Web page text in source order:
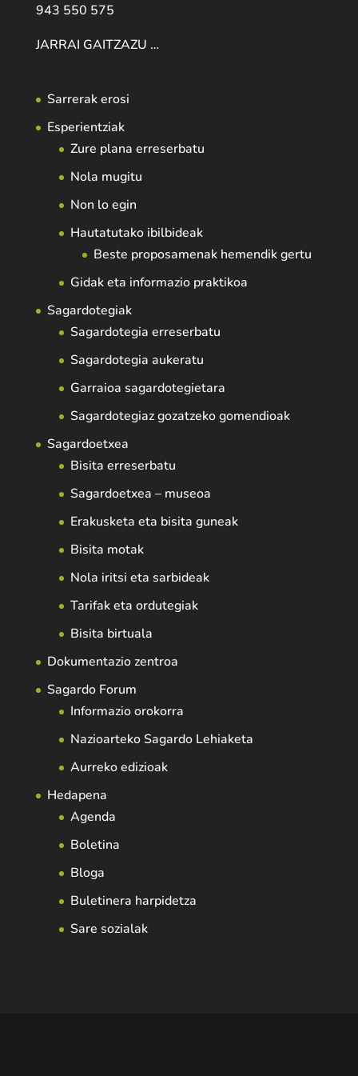
943 550 575
JARRAI GAITZAZU …
Sarrerak erosi
Esperientziak
Zure plana erreserbatu
Nola mugitu
Non lo egin
Hautatutako ibilbideak
Beste proposamenak hemendik gertu
Gidak eta informazio praktikoa
Sagardotegiak
Sagardotegia erreserbatu
Sagardotegia aukeratu
Garraioa sagardotegietara
Sagardotegiaz gozatzeko gomendioak
Sagardoetxea
Bisita erreserbatu
Sagardoetxea – museoa
Erakusketa eta bisita guneak
Bisita motak
Nola iritsi eta sarbideak
Tarifak eta ordutegiak
Bisita birtuala
Dokumentazio zentroa
Sagardo Forum
Informazio orokorra
Nazioarteko Sagardo Lehiaketa
Aurreko edizioak
Hedapena
Agenda
Boletina
Bloga
Buletinera harpidetza
Sare sozialak